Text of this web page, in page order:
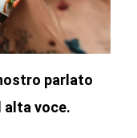
parlato
voce.